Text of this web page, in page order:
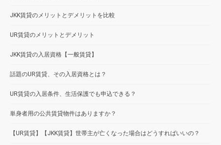
JKK賃貸のメリットとデメリットを比較
UR賃貸のメリットとデメリット
JKK賃貸の入居資格【一般賃貸】
話題のUR賃貸、その入居資格とは？
UR賃貸の入居条件、生活保護でも申込できる？
単身者用の公共賃貸物件はありますか？
【UR賃貸】【JKK賃貸】世帯主が亡くなった場合はどうすればいいの？